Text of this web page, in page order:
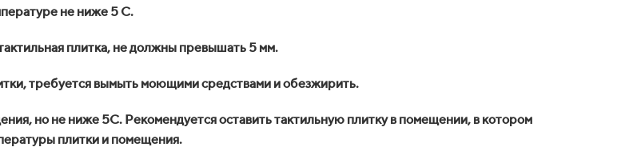
не ниже 5 С.
плитка, не должны превышать 5 мм.
требуется вымыть моющими средствами и обезжирить.
но не ниже 5С. Рекомендуется оставить тактильную плитку в помещении, в котором
плитки и помещения.